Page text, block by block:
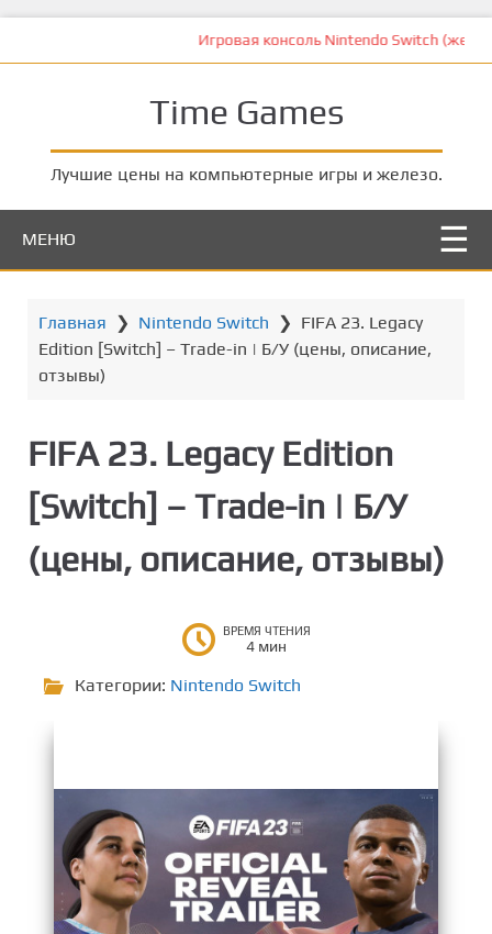
к
с
Игровая консоль Nintendo Switch (желтый / бежевый) +
Time Games
Лучшие цены на компьютерные игры и железо.
МЕНЮ
Главная ❯ Nintendo Switch ❯ FIFA 23. Legacy
Edition [Switch] – Trade-in | Б/У (цены, описание,
отзывы)
FIFA 23. Legacy Edition
[Switch] – Trade-in | Б/У
(цены, описание, отзывы)
ВРЕМЯ ЧТЕНИЯ
4 мин
Категории: Nintendo Switch